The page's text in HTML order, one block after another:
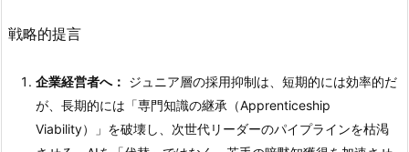
戦略的提言
企業経営者へ： ジュニア層の採用抑制は、短期的には効率的だ
が、長期的には「専門知識の継承（Apprenticeship
Viability）」を破壊し、次世代リーダーのパイプラインを枯渇